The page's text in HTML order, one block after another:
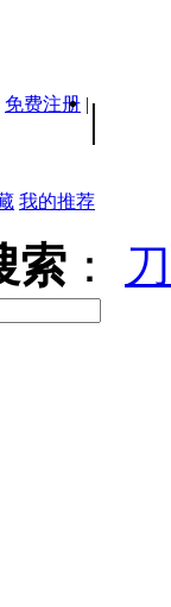
免费注册 | |
我的推荐
索 ：